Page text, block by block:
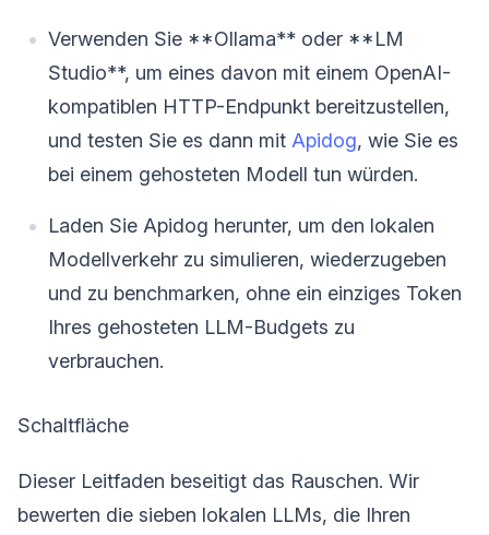
Verwenden Sie **Ollama** oder **LM
Studio**, um eines davon mit einem OpenAI-
kompatiblen HTTP-Endpunkt bereitzustellen,
und testen Sie es dann mit Apidog, wie Sie es
bei einem gehosteten Modell tun würden.
Laden Sie Apidog herunter, um den lokalen
Modellverkehr zu simulieren, wiederzugeben
und zu benchmarken, ohne ein einziges Token
Ihres gehosteten LLM-Budgets zu
verbrauchen.
Schaltfläche
Dieser Leitfaden beseitigt das Rauschen. Wir
bewerten die sieben lokalen LLMs, die Ihren